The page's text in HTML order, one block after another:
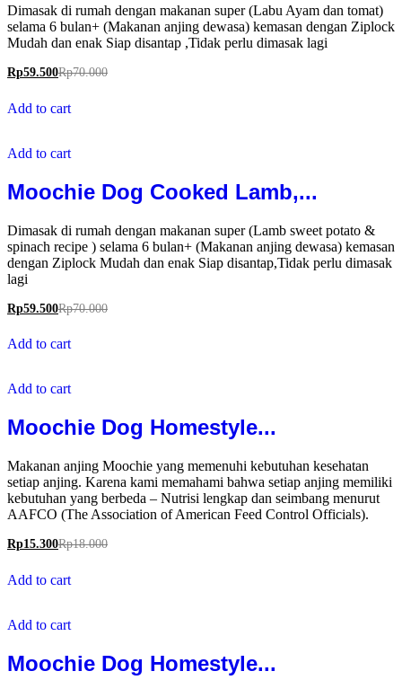
Dimasak di rumah dengan makanan super (Labu Ayam dan tomat)
selama 6 bulan+ (Makanan anjing dewasa) kemasan dengan Ziplock
Mudah dan enak Siap disantap ,Tidak perlu dimasak lagi
Rp59.500Rp70.000
Add to cart
Add to cart
Moochie Dog Cooked Lamb,...
Dimasak di rumah dengan makanan super (Lamb sweet potato &
spinach recipe ) selama 6 bulan+ (Makanan anjing dewasa) kemasan
dengan Ziplock Mudah dan enak Siap disantap,Tidak perlu dimasak
lagi
Rp59.500Rp70.000
Add to cart
Add to cart
Moochie Dog Homestyle...
Makanan anjing Moochie yang memenuhi kebutuhan kesehatan
setiap anjing. Karena kami memahami bahwa setiap anjing memiliki
kebutuhan yang berbeda – Nutrisi lengkap dan seimbang menurut
AAFCO (The Association of American Feed Control Officials).
Rp15.300Rp18.000
Add to cart
Add to cart
Moochie Dog Homestyle...